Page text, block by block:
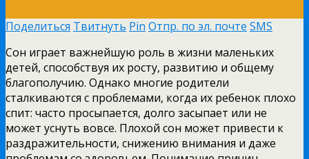
Поделиться Твитнуть Pin Отпр. по эл. почте SMS
Сон играет важнейшую роль в жизни маленьких
детей, способствуя их росту, развитию и общему
благополучию. Однако многие родители
сталкиваются с проблемами, когда их ребенок плохо
спит: часто просыпается, долго засыпает или не
может уснуть вовсе. Плохой сон может привести к
раздражительности, снижению внимания и даже